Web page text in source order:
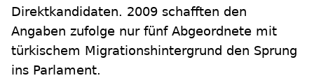
Direktkandidaten. 2009 schafften den
Angaben zufolge nur fünf Abgeordnete mit
türkischem Migrationshintergrund den Sprung
ins Parlament.